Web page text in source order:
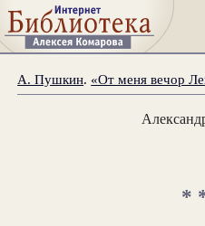
А. Пушкин. «От меня вечор
*